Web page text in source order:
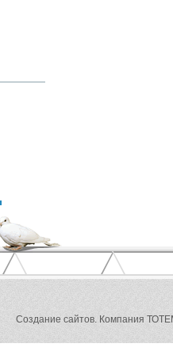
Создание сайтов. Компания